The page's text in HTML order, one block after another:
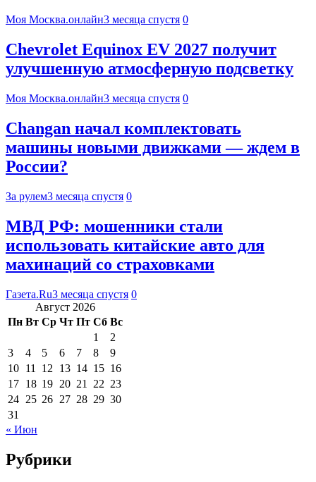
Моя Москва.онлайн3 месяца спустя 0
Chevrolet Equinox EV 2027 получит
улучшенную атмосферную подсветку
Моя Москва.онлайн3 месяца спустя 0
Changan начал комплектовать
машины новыми движками — ждем в
России?
За рулем3 месяца спустя 0
МВД РФ: мошенники стали
использовать китайские авто для
махинаций со страховками
Газета.Ru3 месяца спустя 0
Август 2026
Пн Вт Ср Чт Пт Сб Вс
1
2
3
4 5 6 7 8
9
10 11 12 13 14 15 16
17 18 19 20 21 22 23
24 25 26 27 28 29 30
31
« Июн
Рубрики